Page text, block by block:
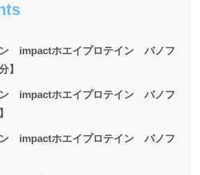
ン impactホエイプロテイン バノフ
】
ン impactホエイプロテイン バノフ
ン impactホエイプロテイン バノフ